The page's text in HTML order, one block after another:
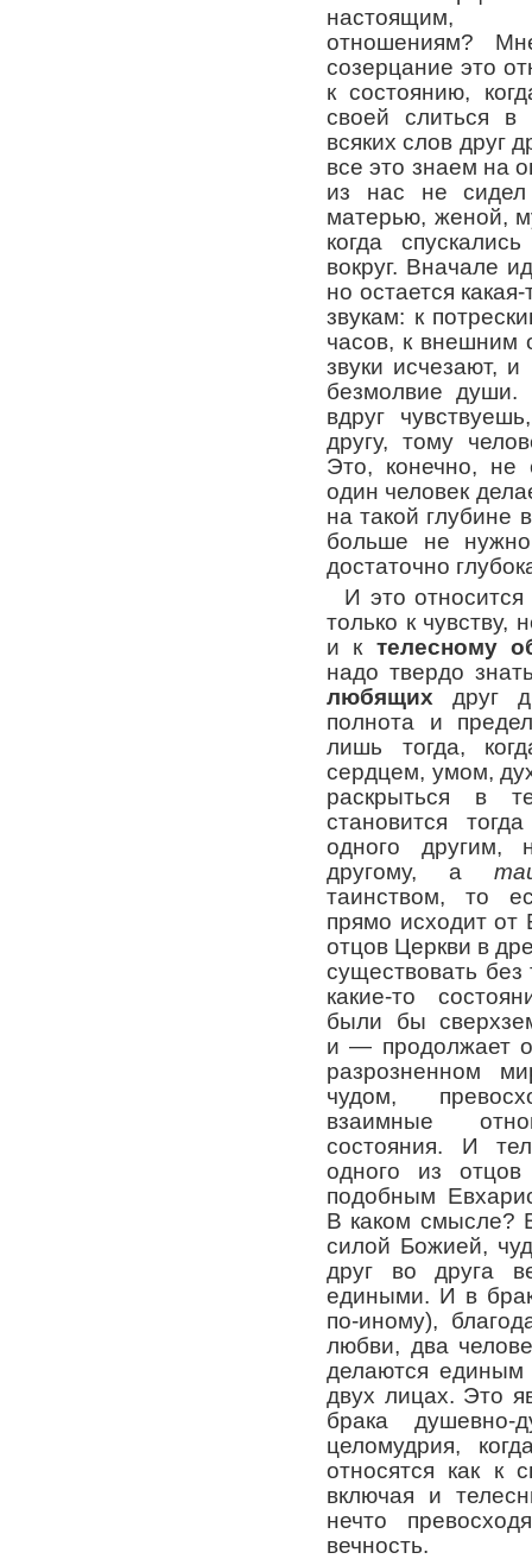
настоящим,
отношениям?
созерцание это
к состоянию,
своей слиться в
всяких слов друг
все это знаем на
из нас не
матерью, женой,
когда
вокруг. Вначале
но остается
звукам: к
часов, к внешним
звуки исчезают,
безмолвие
вдруг
другу, тому
Это, конечно, не
один человек
на такой глубине
больше не
достаточно
И это
только к
и к телесному
надо твердо
любящих друг
полнота и
лишь тогда,
сердцем, умом,
раскрыться в
становится
одного другим,
другому, а
таинством, то
прямо исходит от
отцов Церкви в
существовать без
какие-то
были бы
и — продолжает
разрозненном
чудом,
взаимные
состояния. И
одного из отцов
подобным
В каком смысле?
силой Божией,
друг во друга
едиными. И в
по-иному),
любви, два
делаются
двух лицах. Это
брака душевно-
целомудрия,
относятся как к
включая и
нечто
вечность.